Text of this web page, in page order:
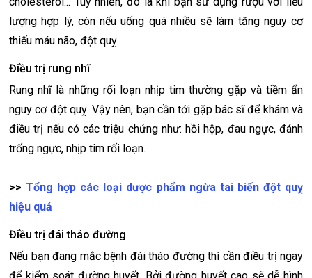
lượng hợp lý, còn nếu uống quá nhiều sẽ làm tăng nguy cơ
thiếu máu não, đột quỵ
Điều trị rung nhĩ
Rung nhĩ là những rối loạn nhịp tim thường gặp và tiềm ẩn
nguy cơ đột quỵ. Vậy nên, bạn cần tới gặp bác sĩ để khám và
điều trị nếu có các triệu chứng như: hồi hộp, đau ngực, đánh
trống ngực, nhịp tim rối loạn.
>>Tổng hợp các loại dược phẩm ngừa tai biến đột quỵ
hiệu quả
Điều trị đái tháo đường
Nếu bạn đang mắc bệnh đái tháo đường thì cần điều trị ngay